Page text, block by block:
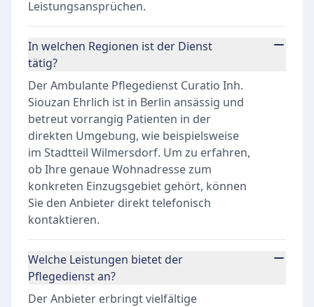
Leistungsansprüchen.
In welchen Regionen ist der Dienst
tätig?
Der Ambulante Pflegedienst Curatio Inh.
Siouzan Ehrlich ist in Berlin ansässig und
betreut vorrangig Patienten in der
direkten Umgebung, wie beispielsweise
im Stadtteil Wilmersdorf. Um zu erfahren,
ob Ihre genaue Wohnadresse zum
konkreten Einzugsgebiet gehört, können
Sie den Anbieter direkt telefonisch
kontaktieren.
Welche Leistungen bietet der
Pflegedienst an?
Der Anbieter erbringt vielfältige